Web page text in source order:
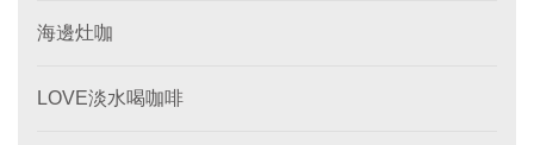
海邊灶咖
LOVE淡水喝咖啡